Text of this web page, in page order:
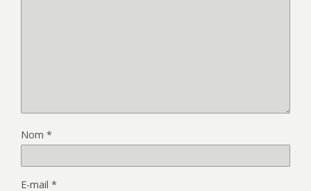
Nom *
E-mail *